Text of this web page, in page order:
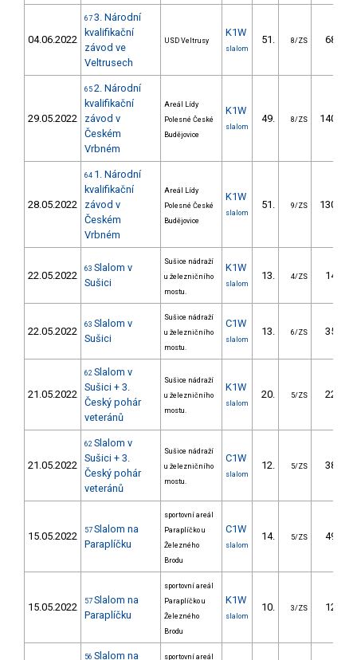
04.06.2022
67 3. Národní
kvalifikační
závod ve
Veltrusech
USD Veltrusy
K1W
slalom
51. 8/ZS 68.03
29.05.2022
65 2. Národní
kvalifikační
závod v
Českém
Vrbném
Areál Lídy
Polesné České
Budějovice
K1W
slalom
49. 8/ZS 140.84
28.05.2022
64 1. Národní
kvalifikační
závod v
Českém
Vrbném
Areál Lídy
Polesné České
Budějovice
K1W
slalom
51. 9/ZS 130.62
22.05.2022
63 Slalom v
Sušici
Sušice nádraží
u železničního
mostu.
K1W
slalom
13. 4/ZS 14.45
22.05.2022
63 Slalom v
Sušici
Sušice nádraží
u železničního
mostu.
C1W
slalom
13. 6/ZS 35.16
21.05.2022
62 Slalom v
Sušici + 3.
Český pohár
veteránů
Sušice nádraží
u železničního
mostu.
K1W
slalom
20. 5/ZS 22.70
21.05.2022
62 Slalom v
Sušici + 3.
Český pohár
veteránů
Sušice nádraží
u železničního
mostu.
C1W
slalom
12. 5/ZS 38.77
15.05.2022 57 Slalom na
Paraplíčku
sportovní areál
Paraplíčko u
Železného
Brodu
C1W
slalom
14. 5/ZS 49.90
15.05.2022 57 Slalom na
Paraplíčku
sportovní areál
Paraplíčko u
Železného
Brodu
K1W
slalom
10. 3/ZS 12.20
56 Slalom na sportovní areál